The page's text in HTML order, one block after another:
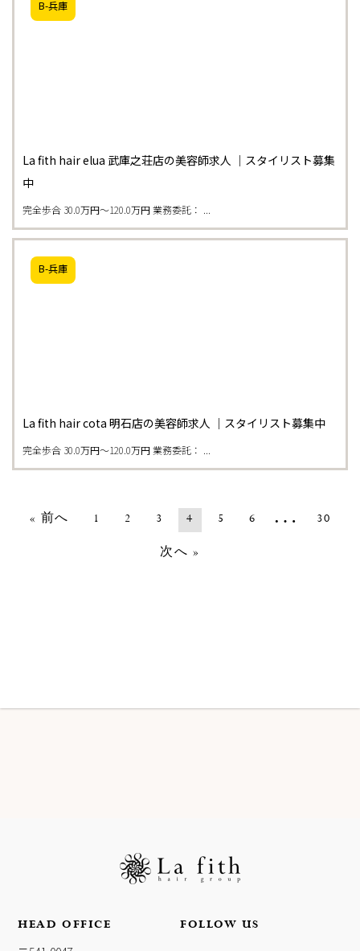
B-兵庫
La fith hair elua 武庫之荘店の美容師求人 ｜スタイリスト募集
中
完全歩合 30.0万円〜120.0万円 業務委託： ...
B-兵庫
La fith hair cota 明石店の美容師求人 ｜スタイリスト募集中
完全歩合 30.0万円〜120.0万円 業務委託： ...
« 前へ 1 2 3 4 5 6 … 30
次へ »